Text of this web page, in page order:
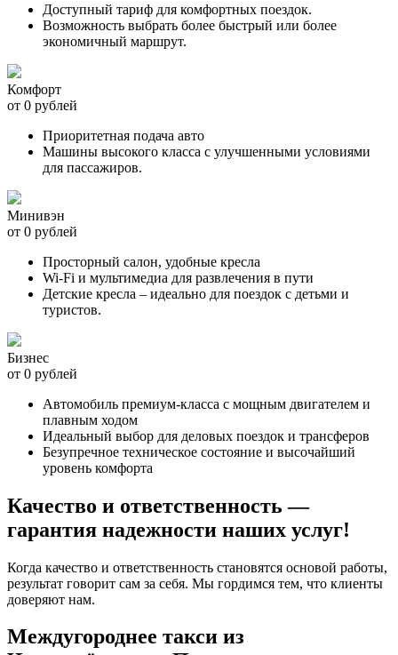
Доступный тариф для комфортных поездок.
Возможность выбрать более быстрый или более
экономичный маршрут.
Комфорт
от 0 рублей
Приоритетная подача авто
Машины высокого класса с улучшенными условиями
для пассажиров.
Минивэн
от 0 рублей
Просторный салон, удобные кресла
Wi-Fi и мультимедиа для развлечения в пути
Детские кресла – идеально для поездок с детьми и
туристов.
Бизнес
от 0 рублей
Автомобиль премиум-класса с мощным двигателем и
плавным ходом
Идеальный выбор для деловых поездок и трансферов
Безупречное техническое состояние и высочайший
уровень комфорта
Качество и ответственность —
гарантия надежности наших услуг!
Когда качество и ответственность становятся основой работы,
результат говорит сам за себя. Мы гордимся тем, что клиенты
доверяют нам.
Междугороднее такси из